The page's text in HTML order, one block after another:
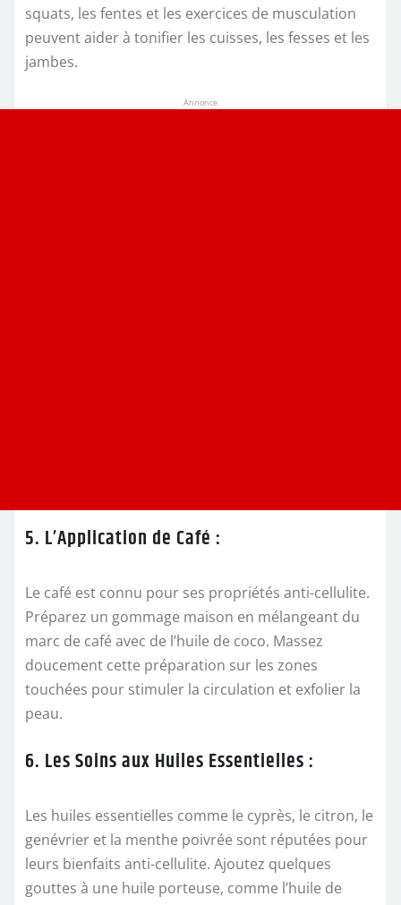
squats, les fentes et les exercices de musculation
peuvent aider à tonifier les cuisses, les fesses et les
jambes.
Annonce
5. L’Application de Café :
Le café est connu pour ses propriétés anti-cellulite.
Préparez un gommage maison en mélangeant du
marc de café avec de l’huile de coco. Massez
doucement cette préparation sur les zones
touchées pour stimuler la circulation et exfolier la
peau.
6. Les Soins aux Huiles Essentielles :
Les huiles essentielles comme le cyprès, le citron, le
genévrier et la menthe poivrée sont réputées pour
leurs bienfaits anti-cellulite. Ajoutez quelques
gouttes à une huile porteuse, comme l’huile de